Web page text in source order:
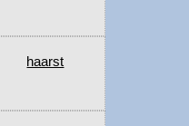
haarst